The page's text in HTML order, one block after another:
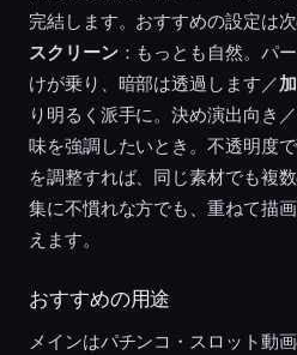
完結します。おすすめの設定は次
スクリーン：もっとも自然。パ
けが乗り、暗部は透過します／
り明るく派手に。決め演出向き／
味を強調したいとき。不透明度
を調整すれば、同じ素材でも複
集に不慣れな方でも、重ねて描
えます。
おすすめの用途
メインはパチンコ・スロット動